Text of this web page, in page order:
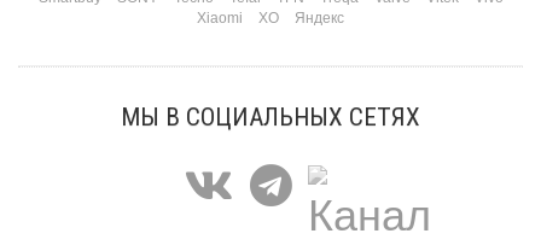
Xiaomi
XO Яндекс
МЫ В СОЦИАЛЬНЫХ СЕТЯХ